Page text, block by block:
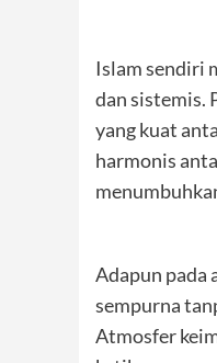
Islam sendiri
dan sistemis.
yang kuat
harmonis
Adapun pada
sempurna
Atmosfer